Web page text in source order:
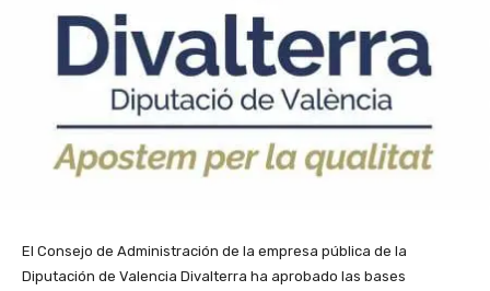
El Consejo de Administración de la empresa pública de la
Diputación de Valencia Divalterra ha aprobado las bases